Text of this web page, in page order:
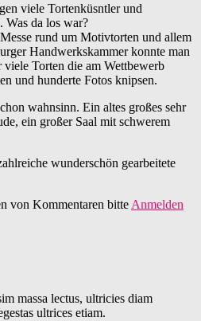
viele Tortenküsntler und
Was da los war?
rund um Motivtorten und allem
Handwerkskammer konnte man
Torten die am Wettbewerb
und hunderte Fotos knipsen.
wahnsinn. Ein altes großes sehr
ein großer Saal mit schwerem
wunderschön gearbeitete
2013 in Hamburg
von Kommentaren bitte Anmelden
massa lectus, ultricies diam
ultrices etiam.